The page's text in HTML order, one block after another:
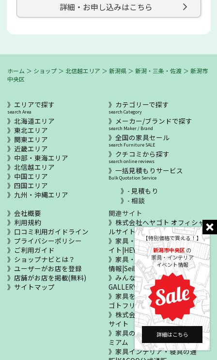
【特別価格で買える！】
新潟市中央区の
家具・インテリア
イベント情報
詳細はこちら
詳細・お申し込みはこちら
ホーム ＞ ショップ ＞ 北信越エリア ＞ 新潟県 ＞ 新潟・三条・佐渡 ＞ 新潟市
中央区
エリアで探す
search Area
北海道エリア
東北エリア
関東エリア
近畿エリア
中部・東海エリア
北信越エリア
中国エリア
四国エリア
九州・沖縄エリア
カテゴリーで探す
search Category
メーカー/ブランドで探す
search Maker / Brand
全国の家具セール
search Furniture SALE
クチコミから探す
search online reviews
一括見積もりサービス
Bulk Quotation Service
- 見積もり
- 相談
会社概要
利用規約
口コミ利用ガイドライン
プライバシーポリシー
ご利用ガイド
ショップナビとは？
ユーザーがお店を登録
店舗がお店を掲載(無料)
サイトマップ
関連サイト
株式会社ヘヤゴト オフィシャ
ルサイト
家具・寝具の総合ポータルサ
イト|HEYAGOTO
家具・寝具のセールイベント
情報|Seiloo
みんなのお部屋自慢|MY !
GALLERY
家具をあげたい・ほしい|ヘヤ
ゴトフリマ
株式会社カグー オフィシャル
サイト
家具の正規販売店|KAGOOプレ
ミアム
家具インテリア・寝具の通